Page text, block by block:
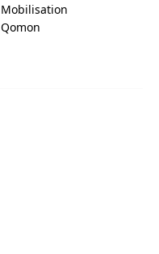
Mobilisation
Qomon